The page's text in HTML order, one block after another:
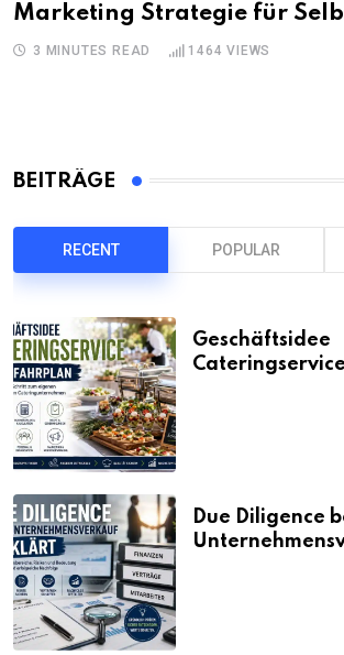
Marketing Strategie für
3 MINUTES READ 1464 VIEWS
BEITRÄGE
RECENT POPULAR
Geschäftsidee
Due Diligence